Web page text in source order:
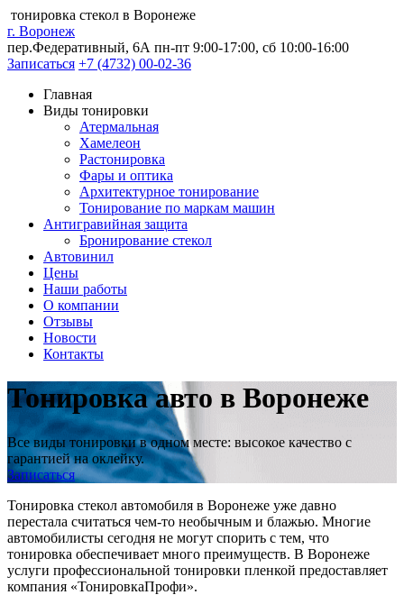
тонировка стекол в Воронеже
г. Воронеж
пер.Федеративный, 6А пн-пт 9:00-17:00, сб 10:00-16:00
Записаться +7 (4732) 00-02-36
Главная
Виды тонировки
Атермальная
Хамелеон
Растонировка
Фары и оптика
Архитектурное тонирование
Тонирование по маркам машин
Антигравийная защита
Бронирование стекол
Автовинил
Цены
Наши работы
О компании
Отзывы
Новости
Контакты
Тонировка авто в Воронеже
Все виды тонировки в одном месте: высокое качество с
гарантией на оклейку.
Записаться
Тонировка стекол автомобиля в Воронеже уже давно
перестала считаться чем-то необычным и блажью. Многие
автомобилисты сегодня не могут спорить с тем, что
тонировка обеспечивает много преимуществ. В Воронеже
услуги профессиональной тонировки пленкой предоставляет
компания «ТонировкаПрофи».